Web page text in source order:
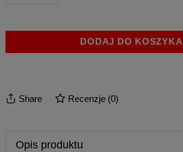
DODAJ DO KOSZYKA
Share Recenzje (0)
Opis produktu